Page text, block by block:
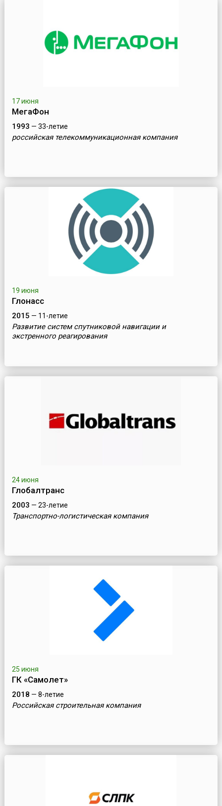
17 июня
МегаФон
1993 — 33-летие
российская телекоммуникационная компания
19 июня
Глонасс
2015 — 11-летие
Развитие систем спутниковой навигации и
экстренного реагирования
24 июня
Глобалтранс
2003 — 23-летие
Транспортно-логистическая компания
25 июня
ГК «Самолет»
2018 — 8-летие
Российская строительная компания